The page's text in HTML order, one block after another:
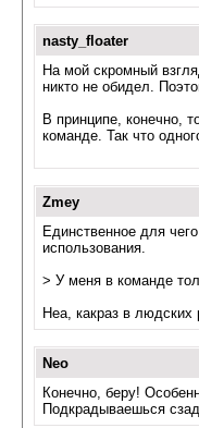
nasty_floater
На мой скромный
никто не обидел.
В принципе, конечно,
команде. Так что
Zmey
Единственное для
использования.
> У меня в команде
Неа, какраз в
Neo
Конечно, беру!
Подкрадываешься